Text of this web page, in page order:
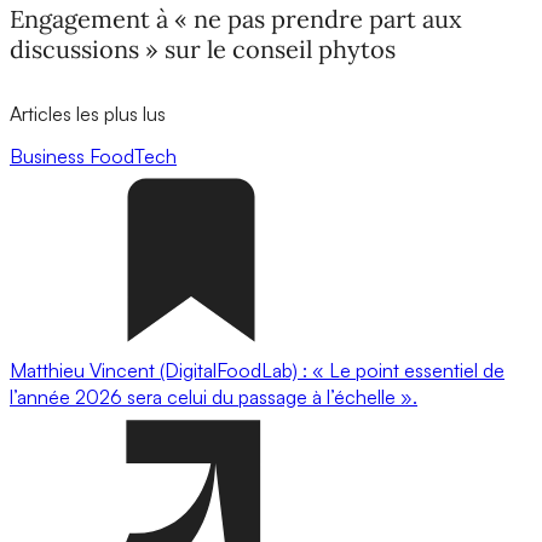
Engagement à « ne pas prendre part aux
discussions » sur le conseil phytos
Articles les plus lus
Business FoodTech
Matthieu Vincent (DigitalFoodLab) : « Le point essentiel de
l’année 2026 sera celui du passage à l’échelle ».